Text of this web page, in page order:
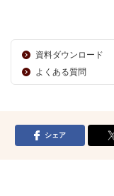
資料ダウンロード
よくある質問
シェア